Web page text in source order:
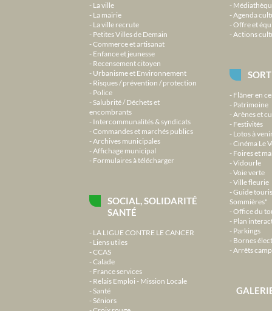
La ville
La mairie
La ville recrute
Petites Villes de Demain
Commerce et artisanat
Enfance et jeunesse
Recensement citoyen
Urbanisme et Environnement
Risques / prévention / protection
Police
Salubrité / Déchets et
encombrants
Intercommunalités & syndicats
Commandes et marchés publics
Archives municipales
Affichage municipal
Formulaires à télécharger
SOCIAL, SOLIDARITÉ
SANTÉ
LA LIGUE CONTRE LE CANCER
Liens utiles
CCAS
Calade
France services
Relais Emploi - Mission Locale
Santé
Séniors
Agenda
Offre et
Actions
Flâner en
Patrimoine
Arènes et
Festivités
Lotos à
Cinéma Le
Foires et
Vidourle
Voie verte
Ville fleurie
Guide
Sommières"
Office du
Plan
Parkings
Bornes
Arrêts